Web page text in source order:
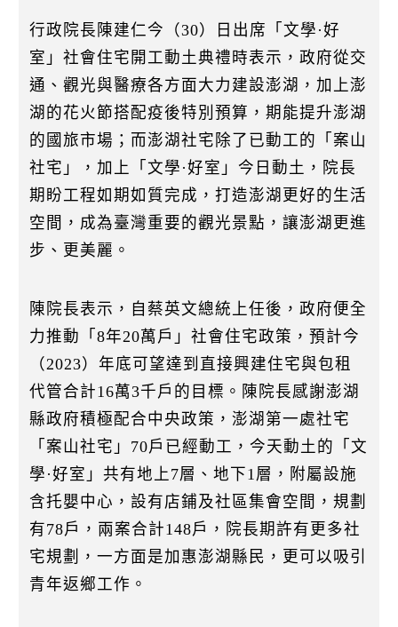
行政院長陳建仁今（30）日出席「文學·好
室」社會住宅開工動土典禮時表示，政府從交
通、觀光與醫療各方面大力建設澎湖，加上澎
湖的花火節搭配疫後特別預算，期能提升澎湖
的國旅市場；而澎湖社宅除了已動工的「案山
社宅」，加上「文學·好室」今日動土，院長
期盼工程如期如質完成，打造澎湖更好的生活
空間，成為臺灣重要的觀光景點，讓澎湖更進
步、更美麗。
陳院長表示，自蔡英文總統上任後，政府便全
力推動「8年20萬戶」社會住宅政策，預計今
（2023）年底可望達到直接興建住宅與包租
代管合計16萬3千戶的目標。陳院長感謝澎湖
縣政府積極配合中央政策，澎湖第一處社宅
「案山社宅」70戶已經動工，今天動土的「文
學·好室」共有地上7層、地下1層，附屬設施
含托嬰中心，設有店鋪及社區集會空間，規劃
有78戶，兩案合計148戶，院長期許有更多社
宅規劃，一方面是加惠澎湖縣民，更可以吸引
青年返鄉工作。